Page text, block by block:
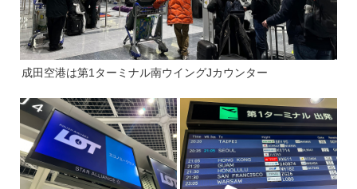
成田空港は第1ターミナル南ウイングJカウンター